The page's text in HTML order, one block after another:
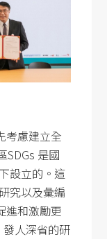
考慮建立全
SDGs 是國
設立的。這
究以及彙編
進和激勵更
發人深省的研